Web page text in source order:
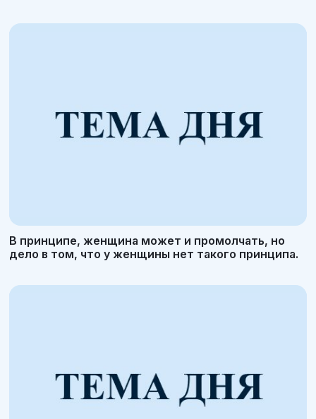
В принципе, женщина может и промолчать, но
дело в том, что у женщины нет такого принципа.